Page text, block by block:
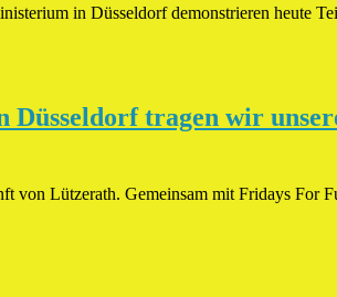
in Düsseldorf demonstrieren heute
tragen wir
Lützerath. Gemeinsam mit Fridays For